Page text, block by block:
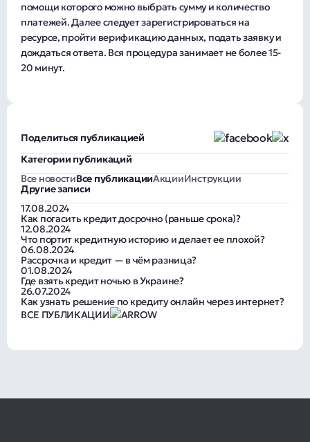
помощи которого можно выбрать сумму и количество
платежей. Далее следует зарегистрироваться на
ресурсе, пройти верификацию данных, подать заявку и
дождаться ответа. Вся процедура занимает не более 15-
20 минут.
Поделиться публикацией
Категории публикаций
Все новостиВсе публикацииАкцииИнструкции
Другие записи
17.08.2024
Как погасить кредит досрочно (раньше срока)?
12.08.2024
Что портит кредитную историю и делает ее плохой?
06.08.2024
Рассрочка и кредит — в чём разница?
01.08.2024
Где взять кредит ночью в Украине?
26.07.2024
Как узнать решение по кредиту онлайн через интернет?
ВСЕ ПУБЛИКАЦИИ